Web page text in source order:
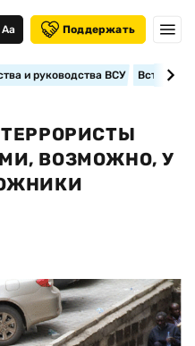
Аа Поддержать
и руководства ВСУ
ВОЗМОЖНО, У